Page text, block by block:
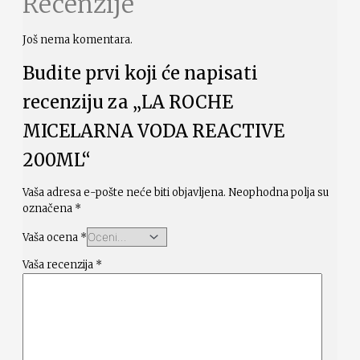
Još nema komentara.
Budite prvi koji će napisati
recenziju za „LA ROCHE
MICELARNA VODA REACTIVE
200ML“
Vaša adresa e-pošte neće biti objavljena. Neophodna polja su
označena *
Vaša ocena *
Vaša recenzija *